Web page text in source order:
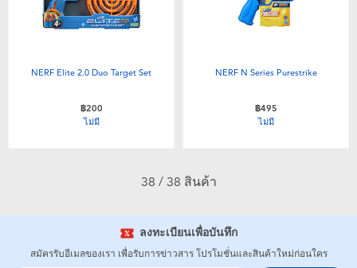
NERF Elite 2.0 Duo Target Set
฿200
ไม่มี
NERF N Series Purestrike
฿495
ไม่มี
38 / 38 สินค้า
ลงทะเบียนเพื่อบันทึก
สมัครรับอีเมลของเรา เพื่อรับการข่าวสาร โปรโมชั่นและสินค้าใหม่ก่อนใคร